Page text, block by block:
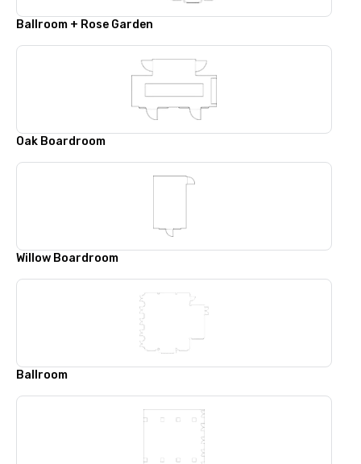
Ballroom + Rose Garden
Oak Boardroom
Willow Boardroom
Ballroom